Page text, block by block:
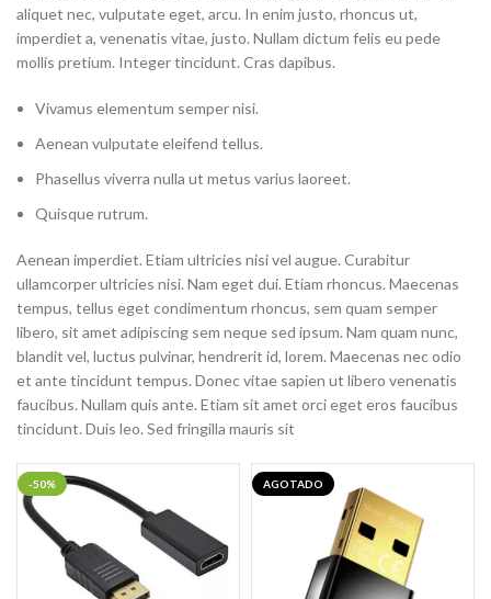
aliquet nec, vulputate eget, arcu. In enim justo, rhoncus ut,
imperdiet a, venenatis vitae, justo. Nullam dictum felis eu pede
mollis pretium. Integer tincidunt. Cras dapibus.
Vivamus elementum semper nisi.
Aenean vulputate eleifend tellus.
Phasellus viverra nulla ut metus varius laoreet.
Quisque rutrum.
Aenean imperdiet. Etiam ultricies nisi vel augue. Curabitur
ullamcorper ultricies nisi. Nam eget dui. Etiam rhoncus. Maecenas
tempus, tellus eget condimentum rhoncus, sem quam semper
libero, sit amet adipiscing sem neque sed ipsum. Nam quam nunc,
blandit vel, luctus pulvinar, hendrerit id, lorem. Maecenas nec odio
et ante tincidunt tempus. Donec vitae sapien ut libero venenatis
faucibus. Nullam quis ante. Etiam sit amet orci eget eros faucibus
tincidunt. Duis leo. Sed fringilla mauris sit
-50% AGOTADO